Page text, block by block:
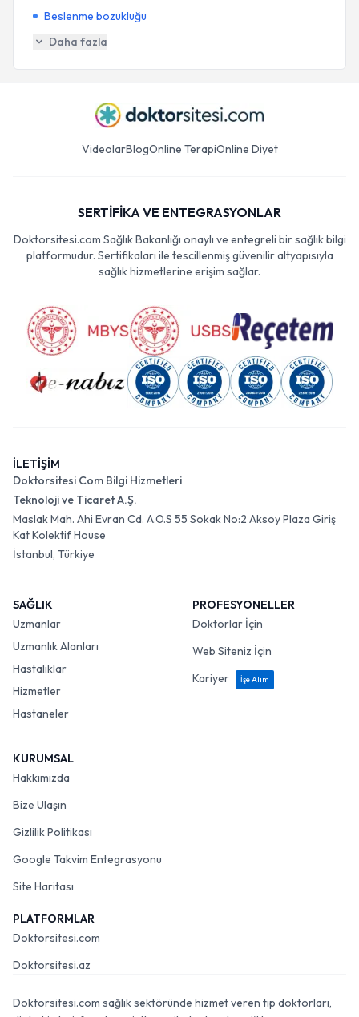
Beslenme bozukluğu
Daha fazla
VideolarBlogOnline TerapiOnline Diyet
SERTİFİKA VE ENTEGRASYONLAR
Doktorsitesi.com Sağlık Bakanlığı onaylı ve entegreli bir sağlık bilgi
platformudur. Sertifikaları ile tescillenmiş güvenilir altyapısıyla
sağlık hizmetlerine erişim sağlar.
İLETİŞİM
Doktorsitesi Com Bilgi Hizmetleri
Teknoloji ve Ticaret A.Ş.
Maslak Mah. Ahi Evran Cd. A.O.S 55 Sokak No:2 Aksoy Plaza Giriş
Kat Kolektif House
İstanbul, Türkiye
SAĞLIK
Uzmanlar
Uzmanlık Alanları
Hastalıklar
Hizmetler
Hastaneler
PROFESYONELLER
Doktorlar İçin
Web Siteniz İçin
Kariyer
İşe Alım
KURUMSAL
Hakkımızda
Bize Ulaşın
Gizlilik Politikası
Google Takvim Entegrasyonu
Site Haritası
PLATFORMLAR
Doktorsitesi.com
Doktorsitesi.az
Doktorsitesi.com sağlık sektöründe hizmet veren tıp doktorları,